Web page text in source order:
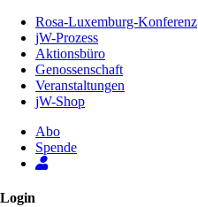
Inhalt
Seite
Rosa-Luxemburg-Konferenz
jW-Prozess
Aktionsbüro
Genossenschaft
Veranstaltungen
jW-Shop
Abo
Spende
Login